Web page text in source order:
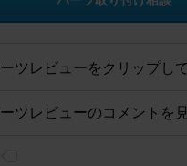
ツレビューをクリップし
ツレビューのコメントを